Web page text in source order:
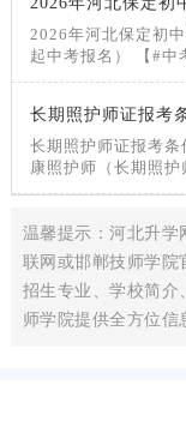
2026年河北保定初
起中考报名） 【#中
长期照护师证报考
长期照护师证报考
康照护师（长期照
温馨提示：河北升学
联网或邯郸技师学院
招生专业、学校简介
师学院提供全方位信